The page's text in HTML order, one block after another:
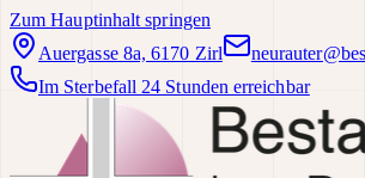
Zum Hauptinhalt springen
Auergasse 8a, 6170 Zirl
Im Sterbefall 24 Stunden erreichbar